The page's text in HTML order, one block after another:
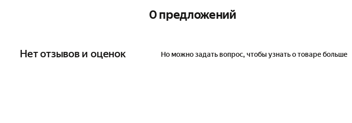
0 предложений
Нет отзывов и оценок Но можно задать вопрос, чтобы узнать о товаре больше